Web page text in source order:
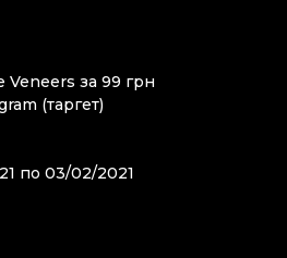
Veneers за 99 грн
(таргет)
по 03/02/2021